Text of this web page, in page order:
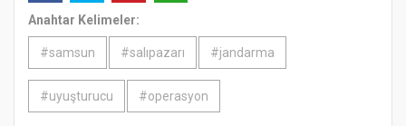
Anahtar Kelimeler:
#samsun #salıpazarı #jandarma
#uyuşturucu #operasyon